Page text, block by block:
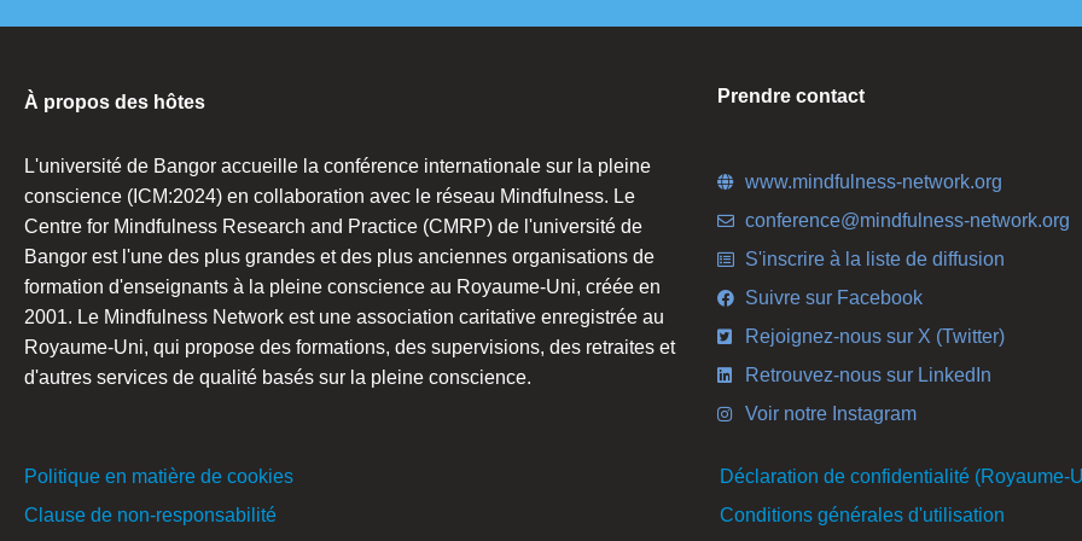
À propos des hôtes
L'université de Bangor accueille la conférence internationale sur la pleine
conscience (ICM:2024) en collaboration avec le réseau Mindfulness. Le
Centre for Mindfulness Research and Practice (CMRP) de l'université de
Bangor est l'une des plus grandes et des plus anciennes organisations de
formation d'enseignants à la pleine conscience au Royaume-Uni, créée en
2001. Le Mindfulness Network est une association caritative enregistrée au
Royaume-Uni, qui propose des formations, des supervisions, des retraites et
d'autres services de qualité basés sur la pleine conscience.
Prendre contact
www.mindfulness-network.org
conference@mindfulness-network.org
S'inscrire à la liste de diffusion
Suivre sur Facebook
Rejoignez-nous sur X (Twitter)
Retrouvez-nous sur LinkedIn
Voir notre Instagram
Politique en matière de cookies
Clause de non-responsabilité
Déclaration de confidentialité (Royaume-
Conditions générales d'utilisation